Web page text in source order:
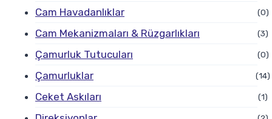
Cam Havadanlıklar (0)
Cam Mekanizmaları & Rüzgarlıkları (3)
Çamurluk Tutucuları (0)
Çamurluklar (14)
Ceket Askıları (1)